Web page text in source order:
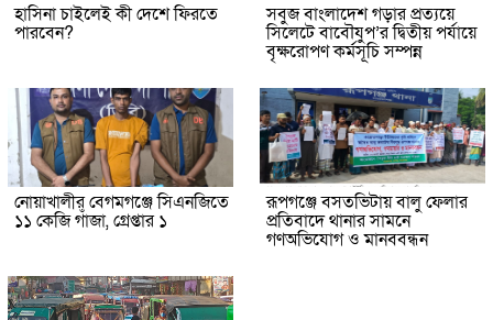
হাসিনা চাইলেই কী দেশে ফিরতে
পারবেন?
সবুজ বাংলাদেশ গড়ার প্রত্যয়ে
সিলেটে বাবৌযুপ’র দ্বিতীয় পর্যায়ে
বৃক্ষরোপণ কর্মসূচি সম্পন্ন
নোয়াখালীর বেগমগঞ্জে সিএনজিতে
১১ কেজি গাঁজা, গ্রেপ্তার ১
রূপগঞ্জে বসতভিটায় বালু ফেলার
প্রতিবাদে থানার সামনে
গণঅভিযোগ ও মানববন্ধন